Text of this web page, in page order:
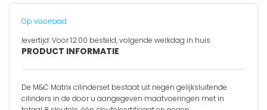
Op voorraad
levertijd:Voor 12:00 besteld, volgende werkdag in huis
PRODUCT INFORMATIE
De M&C Matrix cilinderset bestaat uit negen gelijksluitende
cilinders in de door u aangegeven maatvoeringen met in
afbeeldingen-
gallerij